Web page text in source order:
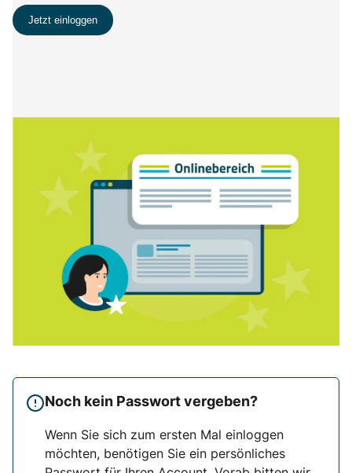
Noch kein Passwort vergeben?
Wenn Sie sich zum ersten Mal einloggen
möchten, benötigen Sie ein persönliches